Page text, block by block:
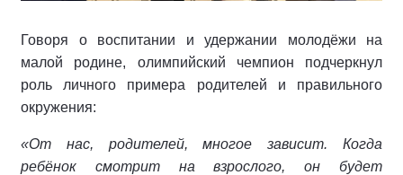
Говоря о воспитании и удержании молодёжи на
малой родине, олимпийский чемпион подчеркнул
роль личного примера родителей и правильного
окружения:
«От нас, родителей, многое зависит. Когда
ребёнок смотрит на взрослого, он будет